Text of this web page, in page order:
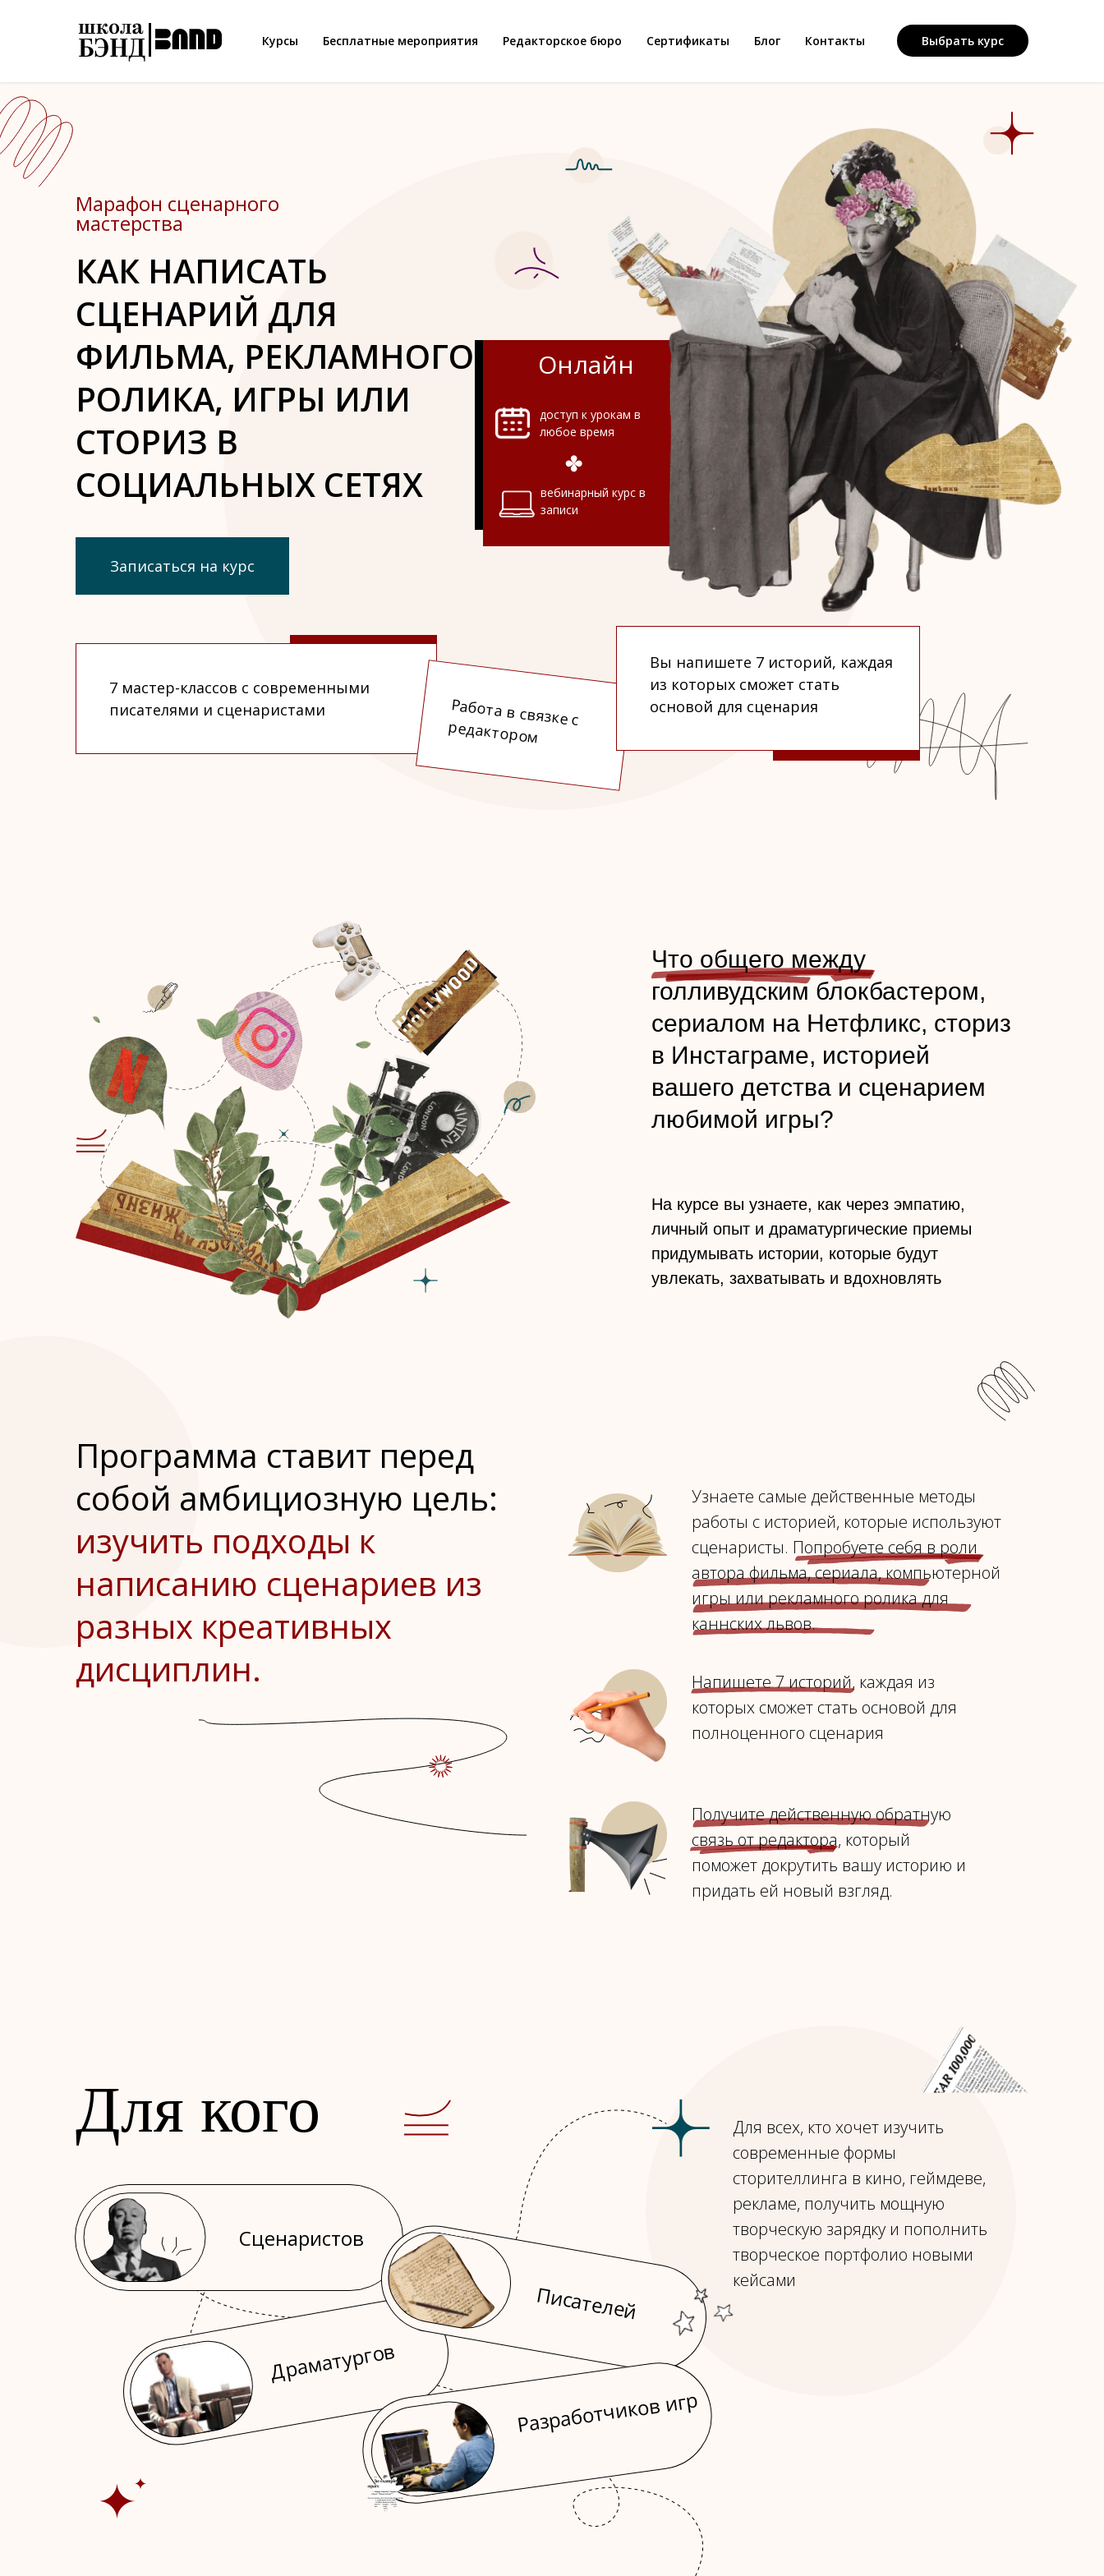
Курсы Бесплатные мероприятия Редакторское бюро Сертификаты Блог Контакты Выбрать курс
Подпишитесь на рассылку
Делимся писательскими приемами,
рассказываем о литературе, зовем на
бесплатные лекции, даем скидки.
Подписывайтесь и становитесь автором
вместе с Бэнд!
Онлайн
вебинарный курс в
записи
доступ к урокам в
любое время
Марафон сценарного
мастерства
Записаться на курс
7 мастер-классов с современными
писателями и сценаристами
КАК НАПИСАТЬ
СЦЕНАРИЙ ДЛЯ
ФИЛЬМА, РЕКЛАМНОГО
РОЛИКА, ИГРЫ ИЛИ
СТОРИЗ В
СОЦИАЛЬНЫХ СЕТЯХ
Работа в связке с
редактором
Вы напишете 7 историй, каждая
из которых сможет стать
основой для сценария
Что общего между
голливудским блокбастером,
сериалом на Нетфликс, сториз
в Инстаграме, историей
вашего детства и сценарием
любимой игры?
На курсе вы узнаете, как через эмпатию,
личный опыт и драматургические приемы
придумывать истории, которые будут
увлекать, захватывать и вдохновлять
Программа ставит перед
собой амбициозную цель:
изучить подходы к
написанию сценариев из
разных креативных
дисциплин.
Узнаете самые действенные методы
работы с историей, которые используют
сценаристы. Попробуете себя в роли
автора фильма, сериала, компьютерной
игры или рекламного ролика для
каннских львов.
Напишете 7 историй, каждая из
которых сможет стать основой для
полноценного сценария
Получите действенную обратную
связь от редактора, который
поможет докрутить вашу историю и
придать ей новый взгляд.
Для кого
Для всех, кто хочет изучить
современные формы
сторителлинга в кино, геймдеве,
рекламе, получить мощную
творческую зарядку и пополнить
творческое портфолио новыми
кейсами
Сценаристов
Писателей
Разработчиков игр
Драматургов